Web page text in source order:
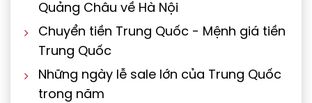
Quảng Châu về Hà Nội
Chuyển tiền Trung Quốc - Mệnh giá tiền
Trung Quốc
Những ngày lễ sale lớn của Trung Quốc
trong năm